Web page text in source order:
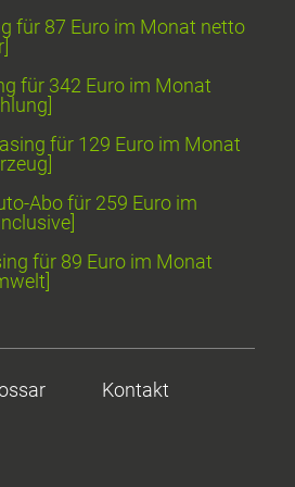
für 87 Euro im Monat netto
für 342 Euro im Monat
für 129 Euro im Monat
Abo für 259 Euro im
für 89 Euro im Monat
Kontakt